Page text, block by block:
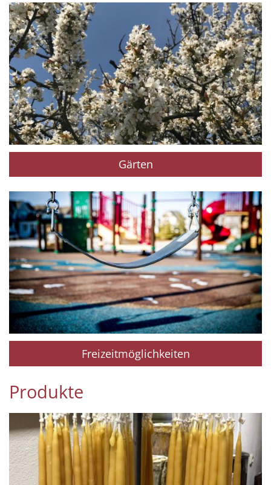
Gärten
Freizeitmöglichkeiten
Produkte